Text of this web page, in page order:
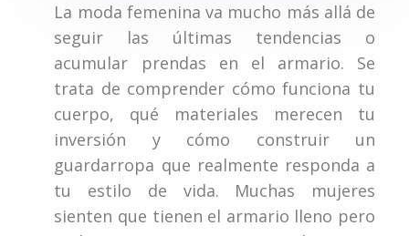
La moda femenina va mucho más allá de
seguir las últimas tendencias o
acumular prendas en el armario. Se
trata de comprender cómo funciona tu
cuerpo, qué materiales merecen tu
inversión y cómo construir un
guardarropa que realmente responda a
tu estilo de vida. Muchas mujeres
sienten que tienen el armario lleno pero